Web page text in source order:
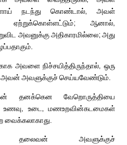
நடந்து கொண்டால், அவள்
ஆனால்,
அவனுக்கு அதிகாரமில்லை; அது
அவளை நிச்சயித்திருந்தால், ஒரு
அவன் அவளுக்குச் செய்யவேண்டும்.
தனக்கென வேறொருத்தியை
உணவு, உடை, மணஉறவின்கடமைகள்
வைக்கலாகாது.
தலைவன் அவளுக்குச்